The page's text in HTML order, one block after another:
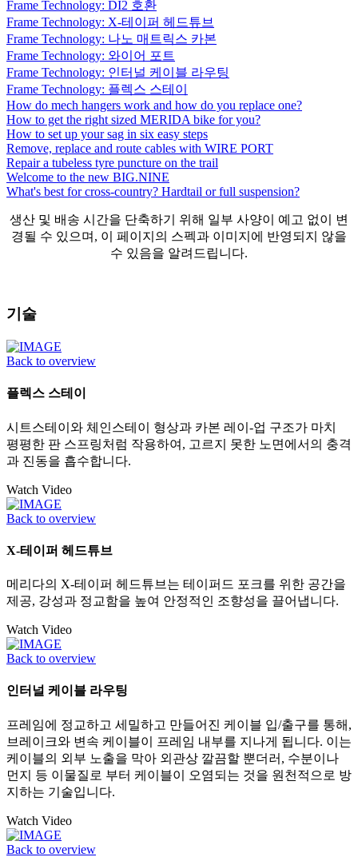
Frame Technology: DI2 호환
Frame Technology: X-테이퍼 헤드튜브
Frame Technology: 나노 매트릭스 카본
Frame Technology: 와이어 포트
Frame Technology: 인터널 케이블 라우팅
Frame Technology: 플렉스 스테이
How do mech hangers work and how do you replace one?
How to get the right sized MERIDA bike for you?
How to set up your sag in six easy steps
Remove, replace and route cables with WIRE PORT
Repair a tubeless tyre puncture on the trail
Welcome to the new BIG.NINE
What's best for cross-country? Hardtail or full suspension?
생산 및 배송 시간을 단축하기 위해 일부 사양이 예고 없이 변
경될 수 있으며, 이 페이지의 스펙과 이미지에 반영되지 않을
수 있음을 알려드립니다.
기술
Back to overview
플렉스 스테이
시트스테이와 체인스테이 형상과 카본 레이-업 구조가 마치
평평한 판 스프링처럼 작용하여, 고르지 못한 노면에서의 충격
과 진동을 흡수합니다.
Watch Video
Back to overview
X-테이퍼 헤드튜브
메리다의 X-테이퍼 헤드튜브는 테이퍼드 포크를 위한 공간을
제공, 강성과 정교함을 높여 안정적인 조향성을 끌어냅니다.
Watch Video
Back to overview
인터널 케이블 라우팅
프레임에 정교하고 세밀하고 만들어진 케이블 입/출구를 통해,
브레이크와 변속 케이블이 프레임 내부를 지나게 됩니다. 이는
케이블의 외부 노출을 막아 외관상 깔끔할 뿐더러, 수분이나
먼지 등 이물질로 부터 케이블이 오염되는 것을 원천적으로 방
지하는 기술입니다.
Watch Video
Back to overview